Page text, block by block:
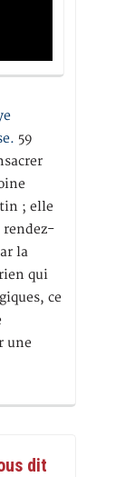
59
; elle
rendez-
la
qui
ce
une
dit